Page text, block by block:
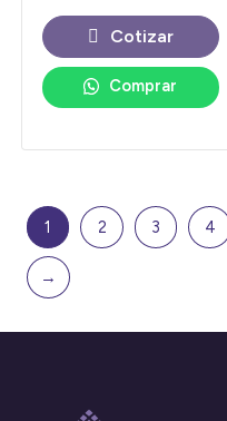
Comprar
Cotizar
1 2 3 4
→